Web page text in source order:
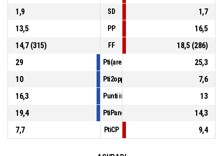
1,9
SD
1,7
13,5
PP
16,5
14,7 (315)
FF
18,5 (286)
29
Pti(area)
25,3
10
Pti2opp
7,6
16,3
Punti in contropiede
13
19,4
PtiPanch
14,3
7,7
PtiCP 9,4